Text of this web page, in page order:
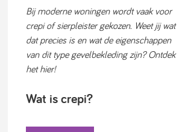
Bij moderne woningen wordt vaak voor
crepi of sierpleister gekozen. Weet jij wat
dat precies is en wat de eigenschappen
van dit type gevelbekleding zijn? Ontdek
het hier!
Wat is crepi?